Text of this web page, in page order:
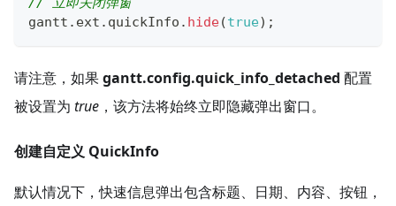
gantt . ext . quickInfo . hide(true) ;
请注意，如果gantt.config.quick_info_detached 配置
被设置为 true ，该方法将始终立即隐藏弹出窗口。
创建自定义 QuickInfo
默认情况下，快速信息弹出包含标题、日期、内容、按钮，